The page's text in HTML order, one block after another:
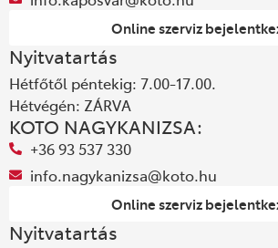
Online szerviz
Nyitvatartás
Hétfőtől péntekig: 7.00-17.00.
Hétvégén: ZÁRVA
KOTO NAGYKANIZSA:
+36 93 537 330
info.nagykanizsa@koto.hu
Online szerviz
Nyitvatartás